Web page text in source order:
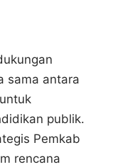
sama antara
publik.
Pemkab
rencana